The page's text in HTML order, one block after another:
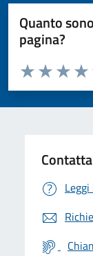
Quanto
pagina?
Valuta da 1 a 5
Valuta
Valuta 2
Valuta 1 stelle